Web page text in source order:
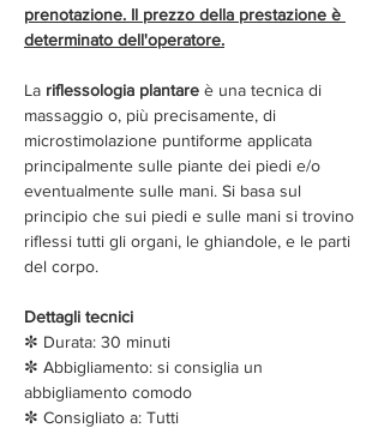
prenotazione. Il prezzo della prestazione è
determinato dell'operatore.
La riflessologia plantare è una tecnica di
massaggio o, più precisamente, di
microstimolazione puntiforme applicata
principalmente sulle piante dei piedi e/o
eventualmente sulle mani. Si basa sul
principio che sui piedi e sulle mani si trovino
riflessi tutti gli organi, le ghiandole, e le parti
del corpo.
Dettagli tecnici
✼ Durata: 30 minuti
✼ Abbigliamento: si consiglia un
abbigliamento comodo
✼ Consigliato a: Tutti